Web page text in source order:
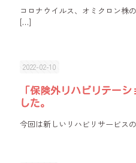
コロナウイルス、オミクロン株
[…]
2022-02-10
「保険外リハビリテー
した。
今回は新しいリハビリサービス